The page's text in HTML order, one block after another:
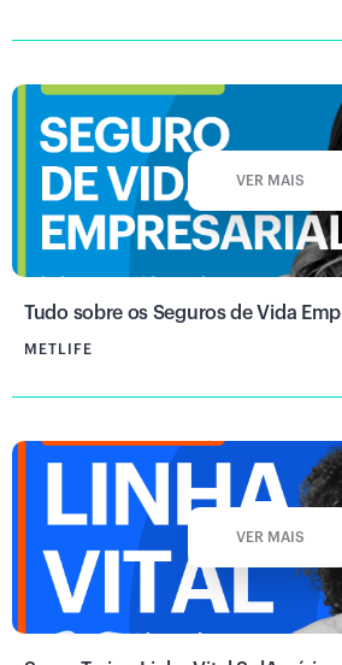
VER MAIS
Tudo sobre os Seguros de Vida
METLIFE
VER MAIS